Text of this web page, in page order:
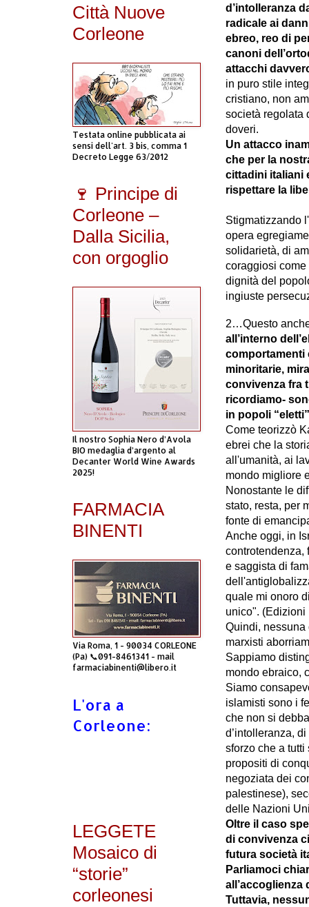
d’intolleranza
radicale ai
ebreo, reo di
canoni
attacchi
in puro stile
cristiano, non
società regolata
doveri.
Un attacco
che per la
cittadini italiani
rispettare la
Stigmatizzando
opera
solidarietà, di
coraggiosi
dignità del
ingiuste
2…Questo
all’interno
comportamenti
minoritarie,
convivenza fra
ricordiamo-
in popoli
Come teorizzò
ebrei che la
all'umanità, ai
mondo migliore
Nonostante le
stato, resta, per
fonte di
Anche oggi, in
controtendenza,
e saggista di
quale mi onoro
unico". (Edizioni
Quindi,
marxisti
Sappiamo
mondo ebraico,
Siamo
islamisti sono i
che non si
d’intolleranza,
sforzo che a
propositi di
negoziata dei
palestinese),
delle Nazioni
Oltre il caso
di convivenza
futura società
Parliamoci
all’accoglienza
Tuttavia,
Città Nuove
Corleone
Testata online pubblicata ai
sensi dell'art. 3 bis, comma 1
Decreto Legge 63/2012
🍷 Principe di
Corleone –
Dalla Sicilia,
con orgoglio
Il nostro Sophia Nero d’Avola
BIO medaglia d’argento al
Decanter World Wine Awards
2025!
FARMACIA
BINENTI
Via Roma, 1 - 90034 CORLEONE
(Pa) 📞091-8461341 - mail
farmaciabinenti@libero.it
L'ora a
Corleone:
LEGGETE
Mosaico di
“storie”
corleonesi